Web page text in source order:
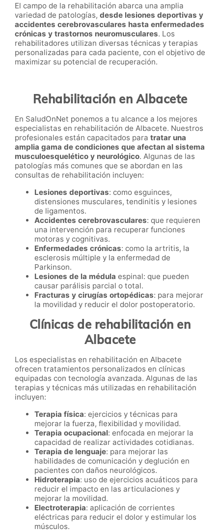
El campo de la rehabilitación abarca una amplia
variedad de patologías, desde lesiones deportivas y
accidentes cerebrovasculares hasta enfermedades
crónicas y trastornos neuromusculares. Los
rehabilitadores utilizan diversas técnicas y terapias
personalizadas para cada paciente, con el objetivo de
maximizar su potencial de recuperación.
Rehabilitación en Albacete
En SaludOnNet ponemos a tu alcance a los mejores
especialistas en rehabilitación de Albacete. Nuestros
profesionales están capacitados para tratar una
amplia gama de condiciones que afectan al sistema
musculoesquelético y neurológico. Algunas de las
patologías más comunes que se abordan en las
consultas de rehabilitación incluyen:
Lesiones deportivas: como esguinces,
distensiones musculares, tendinitis y lesiones
de ligamentos.
Accidentes cerebrovasculares: que requieren
una intervención para recuperar funciones
motoras y cognitivas.
Enfermedades crónicas: como la artritis, la
esclerosis múltiple y la enfermedad de
Parkinson.
Lesiones de la médula espinal: que pueden
causar parálisis parcial o total.
Fracturas y cirugías ortopédicas: para mejorar
la movilidad y reducir el dolor postoperatorio.
Clínicas de rehabilitación en
Albacete
Los especialistas en rehabilitación en Albacete
ofrecen tratamientos personalizados en clínicas
equipadas con tecnología avanzada. Algunas de las
terapias y técnicas más utilizadas en rehabilitación
incluyen:
Terapia física: ejercicios y técnicas para
mejorar la fuerza, flexibilidad y movilidad.
Terapia ocupacional: enfocada en mejorar la
capacidad de realizar actividades cotidianas.
Terapia de lenguaje: para mejorar las
habilidades de comunicación y deglución en
pacientes con daños neurológicos.
Hidroterapia: uso de ejercicios acuáticos para
reducir el impacto en las articulaciones y
mejorar la movilidad.
Electroterapia: aplicación de corrientes
eléctricas para reducir el dolor y estimular los
músculos.